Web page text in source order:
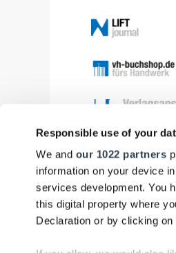
Responsible use of your
We and our 1022 partners
information on your device
services development. You
this digital property where
Declaration or by clicking